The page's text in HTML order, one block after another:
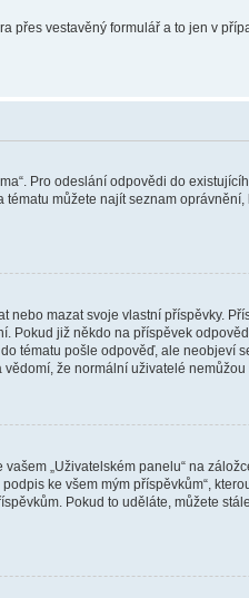
přes vestavěný formulář a to jen v
Pro odeslání odpovědi do
můžete najít seznam
mazat svoje vlastní příspěvky.
již někdo na příspěvek
tématu pošle odpověď, ale
že normální uživatelé
„Uživatelském panelu“ na
ke všem mým příspěvkům“,
Pokud to uděláte, můžete